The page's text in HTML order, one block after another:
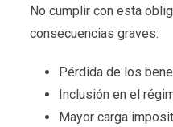
No cumplir con esta
consecuencias graves:
Pérdida de los
Inclusión en el
Mayor carga